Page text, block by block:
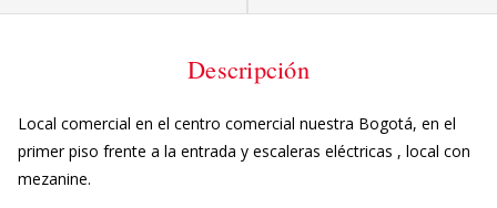
Descripción
Local comercial en el centro comercial nuestra Bogotá, en el
primer piso frente a la entrada y escaleras eléctricas , local con
mezanine.